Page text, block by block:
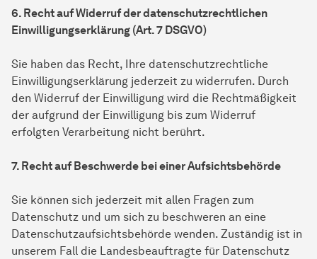
6. Recht auf Widerruf der datenschutzrechtlichen
Einwilligungserklärung (Art. 7 DSGVO)
Sie haben das Recht, Ihre datenschutzrechtliche
Einwilligungserklärung jederzeit zu widerrufen. Durch
den Widerruf der Einwilligung wird die Rechtmäßigkeit
der aufgrund der Einwilligung bis zum Widerruf
erfolgten Verarbeitung nicht berührt.
7. Recht auf Beschwerde bei einer Aufsichtsbehörde
Sie können sich jederzeit mit allen Fragen zum
Datenschutz und um sich zu beschweren an eine
Datenschutzaufsichtsbehörde wenden. Zuständig ist in
unserem Fall die Landesbeauftragte für Datenschutz